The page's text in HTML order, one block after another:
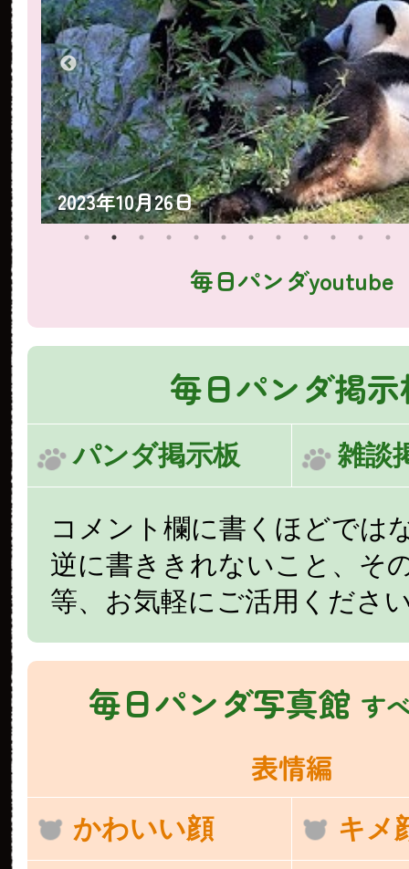
2023年10月25日
毎日パンダyoutube
毎日パンダ掲
パンダ掲示板 雑談
コメント欄に書くほどでは
逆に書ききれないこと、そ
等、お気軽にご活用くださ
毎日パンダ写真館 す
表情編
かわいい顔 キメ